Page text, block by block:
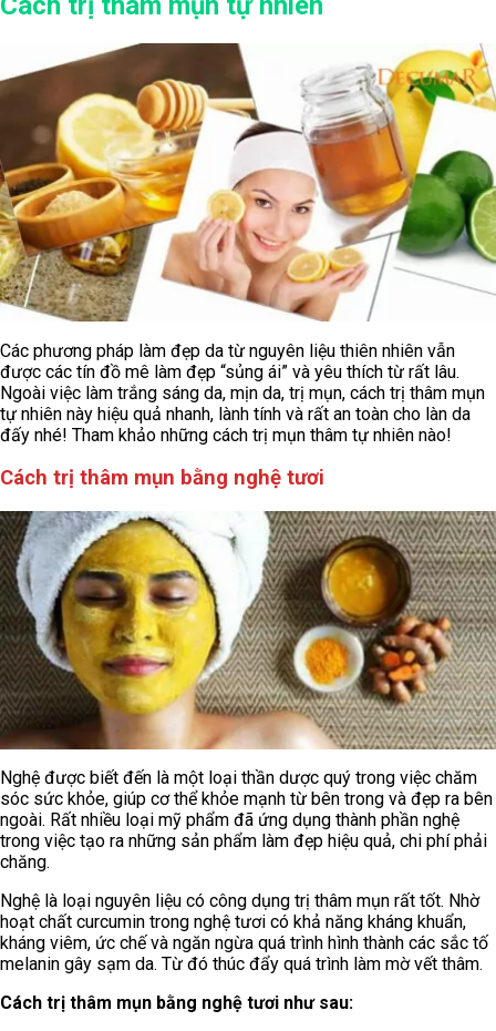
Các phương pháp làm đẹp da từ nguyên liệu thiên nhiên vẫn
được các tín đồ mê làm đẹp “sủng ái” và yêu thích từ rất lâu.
Ngoài việc làm trắng sáng da, mịn da, trị mụn, cách trị thâm mụn
tự nhiên này hiệu quả nhanh, lành tính và rất an toàn cho làn da
đấy nhé! Tham khảo những cách trị mụn thâm tự nhiên nào!
Cách trị thâm mụn bằng nghệ tươi
Nghệ được biết đến là một loại thần dược quý trong việc chăm
sóc sức khỏe, giúp cơ thể khỏe mạnh từ bên trong và đẹp ra bên
ngoài. Rất nhiều loại mỹ phẩm đã ứng dụng thành phần nghệ
trong việc tạo ra những sản phẩm làm đẹp hiệu quả, chi phí phải
chăng.
Nghệ là loại nguyên liệu có công dụng trị thâm mụn rất tốt. Nhờ
hoạt chất curcumin trong nghệ tươi có khả năng kháng khuẩn,
kháng viêm, ức chế và ngăn ngừa quá trình hình thành các sắc tố
melanin gây sạm da. Từ đó thúc đẩy quá trình làm mờ vết thâm.
Cách trị thâm mụn bằng nghệ tươi như sau: